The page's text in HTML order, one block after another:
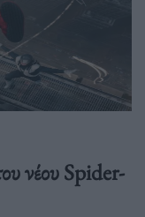
νέου Spider-